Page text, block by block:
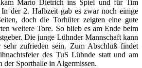
Mario Dietrich ins Spiel und für Tim
der 2. Halbzeit gab es zwar noch einige
doch die Torhüter zeigten eine gute
weitere Tore. So blieb es am Ende beim
Die junge Lühnder Mannschaft kann
zufrieden sein. Zum Abschluß findet
des TuS Lühnde statt und am
der Sporthalle in Algermissen.